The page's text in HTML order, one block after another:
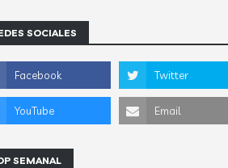
SOCIALES
SEMANAL